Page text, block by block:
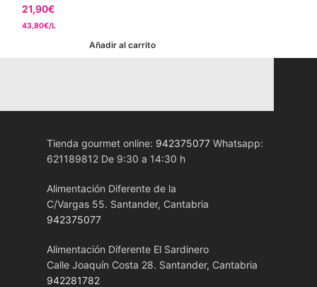
21,90€
43,80€/L
Añadir al carrito
Tienda gourmet online: 942375077Whatsapp:
621189812 De 9:30 a 14:30 h
Alimentación Diferente de la
C/Vargas 55. Santander, Cantabria
942375077
Alimentación Diferente El Sardinero
Calle Joaquín Costa 28. Santander, Cantabria
942281782